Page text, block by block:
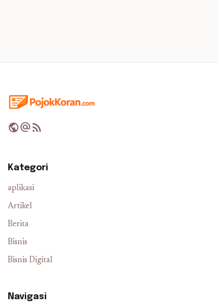
publicalternate_emailrss_feed
Kategori
aplikasi
Artikel
Berita
Bisnis
Bisnis Digital
Navigasi